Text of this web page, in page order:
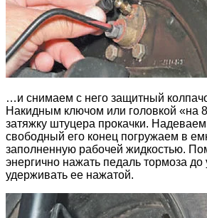
…и снимаем с него защитный
Накидным ключом или головкой «на
затяжку штуцера прокачки.
свободный его конец погружаем в
заполненную рабочей жидкостью.
энергично нажать педаль тормоза до
удерживать ее нажатой.